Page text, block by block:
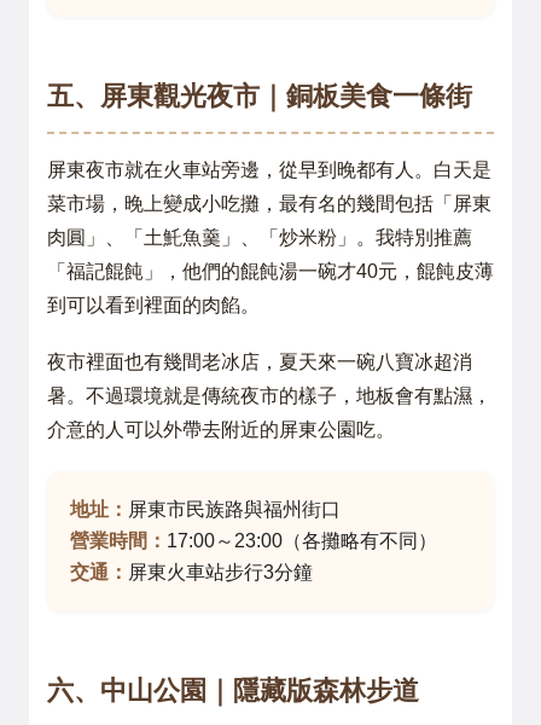
五、屏東觀光夜市｜銅板美食一條街
屏東夜市就在火車站旁邊，從早到晚都有人。白天是
菜市場，晚上變成小吃攤，最有名的幾間包括「屏東
肉圓」、「土魠魚羹」、「炒米粉」。我特別推薦
「福記餛飩」，他們的餛飩湯一碗才40元，餛飩皮薄
到可以看到裡面的肉餡。
夜市裡面也有幾間老冰店，夏天來一碗八寶冰超消
暑。不過環境就是傳統夜市的樣子，地板會有點濕，
介意的人可以外帶去附近的屏東公園吃。
地址： 屏東市民族路與福州街口
營業時間： 17:00～23:00（各攤略有不同）
交通： 屏東火車站步行3分鐘
六、中山公園｜隱藏版森林步道